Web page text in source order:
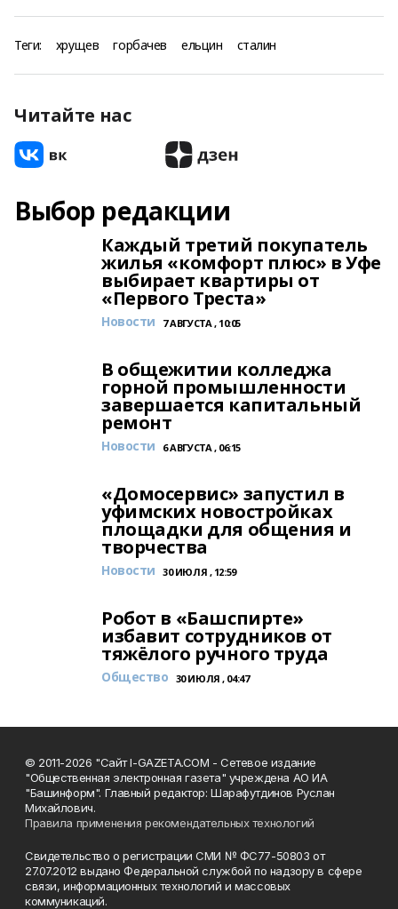
Теги: хрущев горбачев ельцин сталин
Читайте нас
Выбор редакции
Каждый третий покупатель
жилья «комфорт плюс» в Уфе
выбирает квартиры от
«Первого Треста»
Новости 7 АВГУСТА , 10:05
В общежитии колледжа
горной промышленности
завершается капитальный
ремонт
Новости 6 АВГУСТА , 06:15
«Домосервис» запустил в
уфимских новостройках
площадки для общения и
творчества
Новости 30 ИЮЛЯ , 12:59
Робот в «Башспирте»
избавит сотрудников от
тяжёлого ручного труда
Общество 30 ИЮЛЯ , 04:47
© 2011-2026 "Сайт I-GAZETA.COM - Сетевое издание
"Общественная электронная газета" учреждена АО ИА
"Башинформ". Главный редактор: Шарафутдинов Руслан
Михайлович.
Правила применения рекомендательных технологий
Свидетельство о регистрации СМИ № ФС77-50803 от
27.07.2012 выдано Федеральной службой по надзору в сфере
связи, информационных технологий и массовых
коммуникаций.